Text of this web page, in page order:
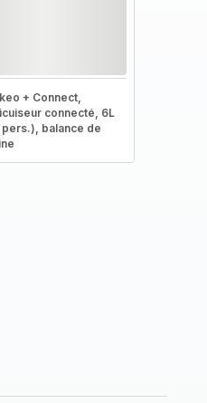
+ Connect,
connecté, 6L
balance de